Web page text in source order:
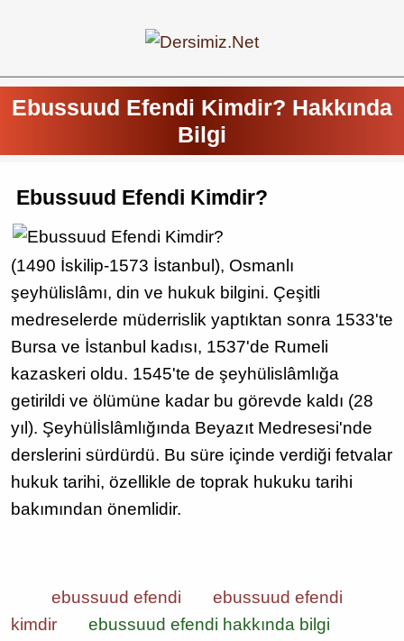
Ebussuud Efendi Kimdir? Hakkında
Bilgi
Ebussuud Efendi Kimdir?
(1490 İskilip-1573 İstanbul), Osmanlı
şeyhülislâmı, din ve hukuk bilgini. Çeşitli
medreselerde müderrislik yaptıktan sonra 1533'te
Bursa ve İstanbul kadısı, 1537'de Rumeli
kazaskeri oldu. 1545'te de şeyhülislâmlığa
getirildi ve ölümüne kadar bu görevde kaldı (28
yıl). Şeyhülİslâmlığında Beyazıt Medresesi'nde
derslerini sürdürdü. Bu süre içinde verdiği fetvalar
hukuk tarihi, özellikle de toprak hukuku tarihi
bakımından önemlidir.
ebussuud efendi
ebussuud efendi
kimdir
ebussuud efendi hakkında bilgi